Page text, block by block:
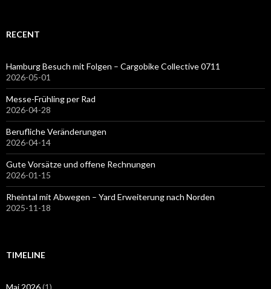
RECENT
Hamburg Besuch mit Folgen – Cargobike Collective 0711
2026-05-01
Messe-Frühling per Rad
2026-04-28
Berufliche Veränderungen
2026-04-14
Gute Vorsätze und offene Rechnungen
2026-01-15
Rheintal mit Abwegen – Yard Erweiterung nach Norden
2025-11-18
TIMELINE
Mai 2026(1)